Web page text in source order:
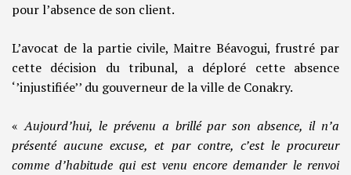
pour l’absence de son client.
L’avocat de la partie civile, Maitre Béavogui, frustré par
cette décision du tribunal, a déploré cette absence
‘’injustifiée’’ du gouverneur de la ville de Conakry.
«Aujourd’hui, le prévenu a brillé par son absence, il n’a
présenté aucune excuse, et par contre, c’est le procureur
comme d’habitude qui est venu encore demander le renvoi